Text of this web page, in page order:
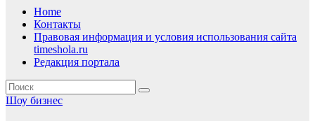
Home
Контакты
Правовая информация и условия использования сайта
timeshola.ru
Редакция портала
Шоу бизнес